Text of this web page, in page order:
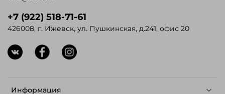
Информация
+7 (922) 518-71-61
426008, г. Ижевск, ул. Пушкинская, д.241, офис 20